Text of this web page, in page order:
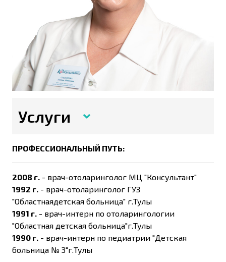
Услуги
ПРОФЕССИОНАЛЬНЫЙ ПУТЬ:
2008 г. - врач-отоларинголог МЦ "Консультант"
1992 г. - врач-отоларинголог ГУЗ
"Областнаядетская больница" г.Тулы
1991 г. - врач-интерн по отоларингологии
"Областная детская больница"г.Тулы
1990 г. - врач-интерн по педиатрии "Детская
больница № 3"г.Тулы